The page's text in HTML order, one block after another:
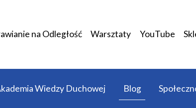
na Odległość Warsztaty YouTube
Wiedzy Duchowej Blog